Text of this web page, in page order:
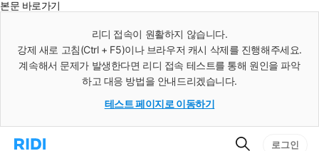
본문 바로가기
리디 접속이 원활하지 않습니다.
강제 새로 고침(Ctrl + F5)이나 브라우저 캐시 삭제를 진행해주세요.
계속해서 문제가 발생한다면 리디 접속 테스트를 통해 원인을 파악
하고 대응 방법을 안내드리겠습니다.
테스트 페이지로 이동하기
리
검
로그인